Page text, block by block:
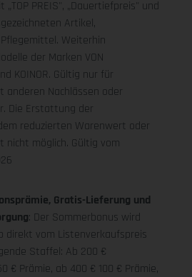
PREIS", „Dauertiefpreis" und
Artikel,
Weiterhin
der Marken VON
KOINOR. Gültig nur für
anderen Nachlässen oder
Die Erstattung der
reduzierten Warenwert oder
nicht möglich. Gültig vom
Gratis-Lieferung und
: Der Sommerbonus wird
direkt vom Listenverkaufspreis
Staffel: Ab 200 €
€ Prämie, ab 400 € 100 € Prämie,